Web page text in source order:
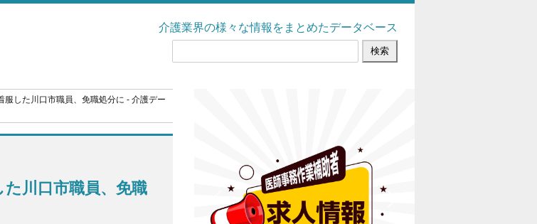
介護業界の様々な情報をまとめたデータベース
服した川口市職員、免職処分に - 介護デー
川口市職員、免職